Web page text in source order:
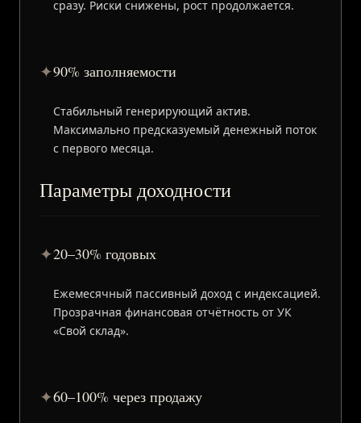
сразу. Риски снижены, рост продолжается.
✦90% заполняемости
Стабильный генерирующий актив.
Максимально предсказуемый денежный поток
с первого месяца.
Параметры доходности
✦20–30% годовых
Ежемесячный пассивный доход с индексацией.
Прозрачная финансовая отчётность от УК
«Свой склад».
✦60–100% через продажу